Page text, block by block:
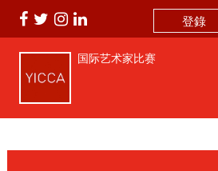
登錄
国际艺术家比赛